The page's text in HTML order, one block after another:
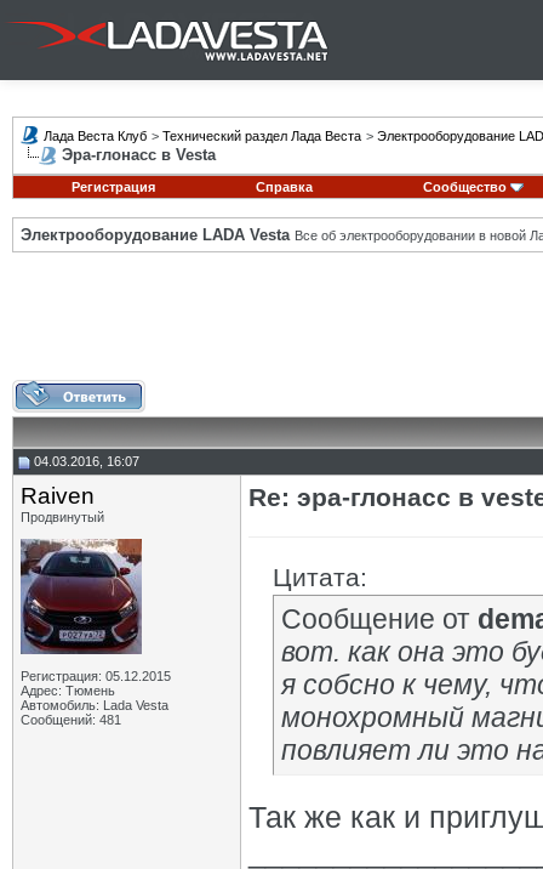
Лада Веста Клуб > Технический раздел Лада Веста > Электрооборудование
Эра-глонасс в Vesta
Регистрация Справка Сообщество
Электрооборудование LADA Vesta Все об электрооборудовании в новой
04.03.2016, 16:07
Raiven
Продвинутый
Регистрация: 05.12.2015
Адрес: Тюмень
Автомобиль: Lada Vesta
Сообщений: 481
Re: эра-глонасс в
Цитата:
Сообщение от
вот. как она это
я собсно к чему,
монохромный
повлияет ли это
Так же как и